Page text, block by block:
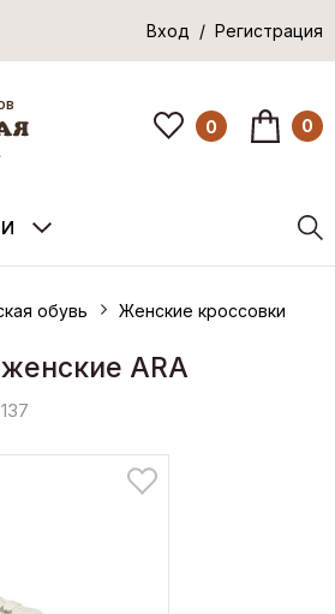
Вход / Регистрация
0 0
обувь Женские кроссовки
ARA